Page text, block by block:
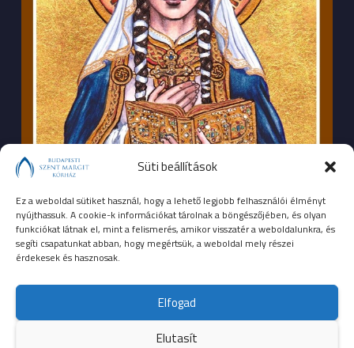
Süti beállítások
Ez a weboldal sütiket használ, hogy a lehető legjobb felhasználói élményt
nyújthassuk. A cookie-k információkat tárolnak a böngészőjében, és olyan
funkciókat látnak el, mint a felismerés, amikor visszatér a weboldalunkra, és
segíti csapatunkat abban, hogy megértsük, a weboldal mely részei
érdekesek és hasznosak.
Elfogad
Elutasít
SEGÉLYHÍVÓSZÁMOK
104mentők